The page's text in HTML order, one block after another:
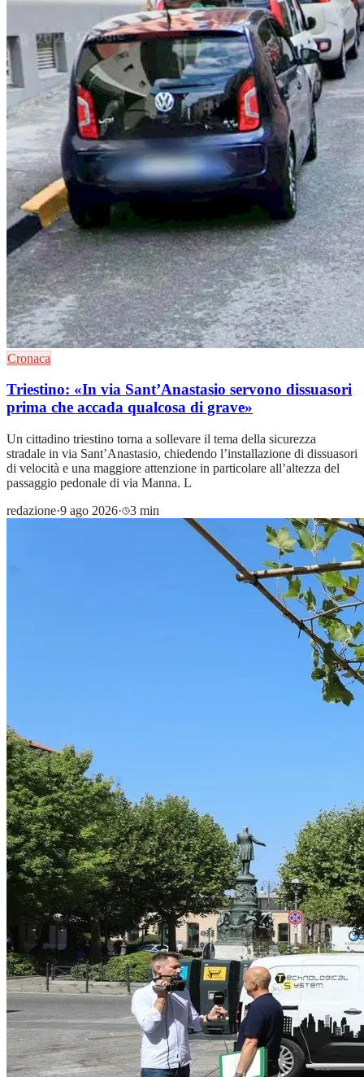
Cronaca
Triestino: «In via Sant’Anastasio servono dissuasori
prima che accada qualcosa di grave»
Un cittadino triestino torna a sollevare il tema della sicurezza
stradale in via Sant’Anastasio, chiedendo l’installazione di dissuasori
di velocità e una maggiore attenzione in particolare all’altezza del
passaggio pedonale di via Manna. L
redazione·9 ago 2026· 3 min